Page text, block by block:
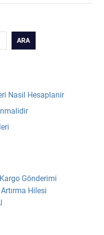
ARA
Nasil Hesaplanir
Gönderimi
Hilesi